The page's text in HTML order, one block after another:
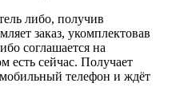
либо, получив
заказ, укомплектовав
соглашается на
есть сейчас. Получает
телефон и ждёт